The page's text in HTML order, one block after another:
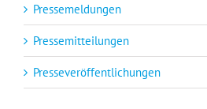
Pressemeldungen
Pressemitteilungen
Presseveröffentlichungen